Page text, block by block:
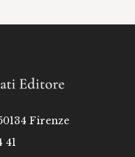
Firenze
41